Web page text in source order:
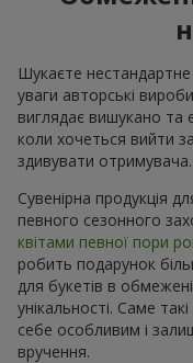
Шукаєте
уваги авторські
виглядає вишукано та
коли хочеться вийти
здивувати отримувача.
Сувенірна продукція
певного сезонного
квітами певної пори
робить подарунок
для букетів в
унікальності. Саме
себе особливим і
вручення.